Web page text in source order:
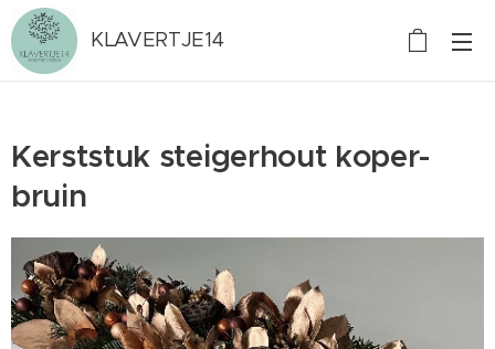
KLAVERTJE14
Kerststuk steigerhout koper-
bruin